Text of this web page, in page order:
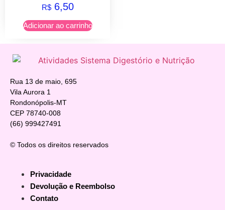
R$6,50
Adicionar ao carrinho
Rua 13 de maio, 695
Vila Aurora 1
Rondonópolis-MT
CEP 78740-008
(66) 999427491
© Todos os direitos reservados
Privacidade
Devolução e Reembolso
Contato